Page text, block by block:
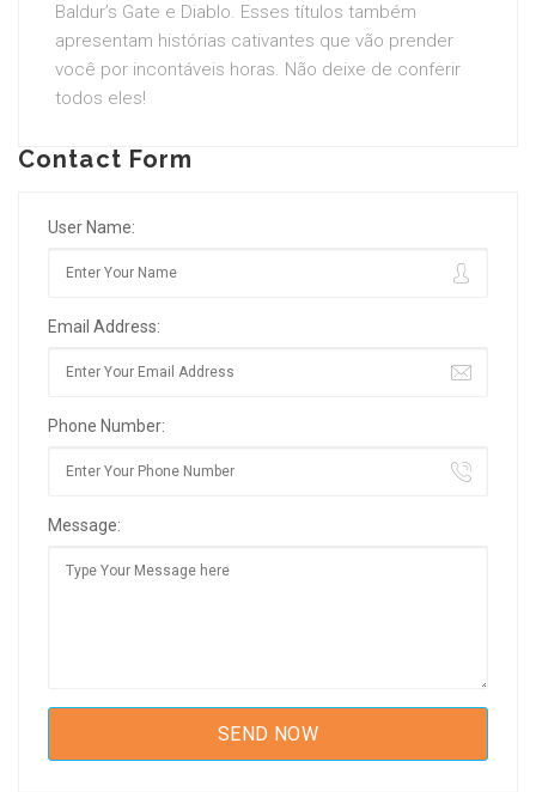
Baldur’s Gate e Diablo. Esses títulos também
apresentam histórias cativantes que vão prender
você por incontáveis horas. Não deixe de conferir
todos eles!
Contact Form
User Name:
Email Address:
Phone Number:
Message: